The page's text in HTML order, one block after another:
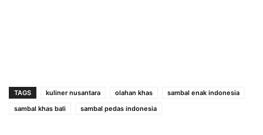
TAGS kuliner nusantara olahan khas
sambal enak indonesia
sambal khas bali
sambal pedas indonesia